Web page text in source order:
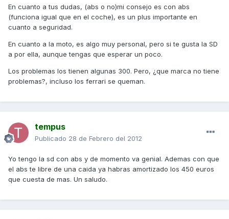
En cuanto a tus dudas, (abs o no)mi consejo es con abs
(funciona igual que en el coche), es un plus importante en
cuanto a seguridad.
En cuanto a la moto, es algo muy personal, pero si te gusta la SD
a por ella, aunque tengas que esperar un poco.
Los problemas los tienen algunas 300. Pero, ¿que marca no tiene
problemas?, incluso los ferrari se queman.
tempus
Publicado 28 de Febrero del 2012
Yo tengo la sd con abs y de momento va genial. Ademas con que
el abs te libre de una caida ya habras amortizado los 450 euros
que cuesta de mas. Un saludo.